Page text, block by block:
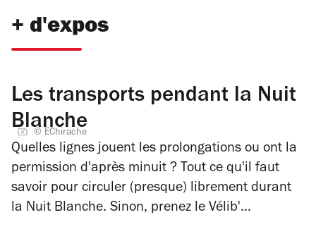
+ d'expos
Les transports pendant la Nuit
Blanche
© EChirache
Quelles lignes jouent les prolongations ou ont la
permission d'après minuit ? Tout ce qu'il faut
savoir pour circuler (presque) librement durant
la Nuit Blanche. Sinon, prenez le Vélib'...